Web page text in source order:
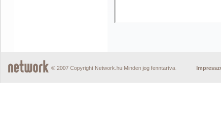
© 2007 Copyright Network.hu Minden jog fenntartva.